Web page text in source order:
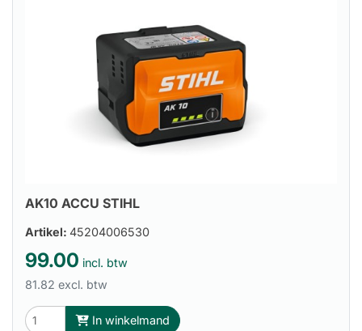
AK10 ACCU STIHL
Artikel: 45204006530
99.00 incl. btw
81.82 excl. btw
In winkelmand